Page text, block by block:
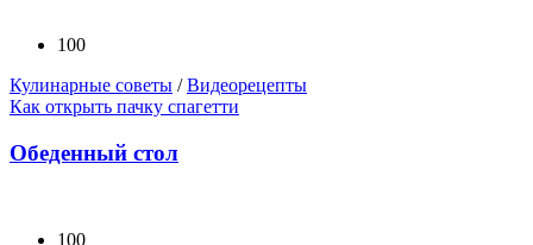
100
Кулинарные советы /Видеорецепты
Как открыть пачку спагетти
Обеденный стол
100